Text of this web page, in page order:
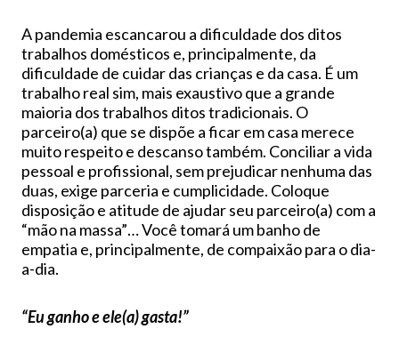
A pandemia escancarou a dificuldade dos ditos
trabalhos domésticos e, principalmente, da
dificuldade de cuidar das crianças e da casa. É um
trabalho real sim, mais exaustivo que a grande
maioria dos trabalhos ditos tradicionais. O
parceiro(a) que se dispõe a ficar em casa merece
muito respeito e descanso também. Conciliar a vida
pessoal e profissional, sem prejudicar nenhuma das
duas, exige parceria e cumplicidade. Coloque
disposição e atitude de ajudar seu parceiro(a) com a
“mão na massa”… Você tomará um banho de
empatia e, principalmente, de compaixão para o dia-
a-dia.
“Eu ganho e ele(a) gasta!”